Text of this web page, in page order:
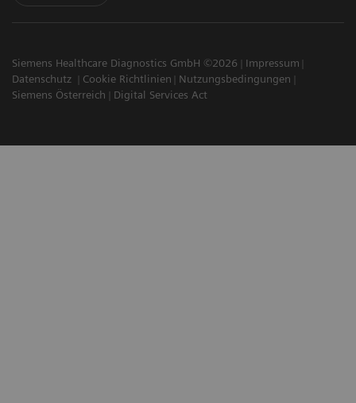
Siemens Healthcare Diagnostics GmbH ©2026
Impressum
Datenschutz
Cookie Richtlinien
Nutzungsbedingungen
Siemens Österreich
Digital Services Act